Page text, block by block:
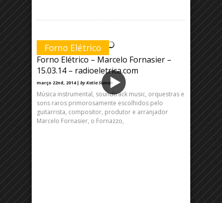
Forno Elétrico
Forno Elétrico – Marcelo Fornasier –
15.03.14 – radioeletrica.com
março 22nd, 2014 | by Katia Suman
Música instrumental, soundtrack music, orquestras e
sons raros primorosamente escolhidos pelo
guitarrista, compositor, produtor e arranjador
Marcelo Fornasier, o Fornazzo,